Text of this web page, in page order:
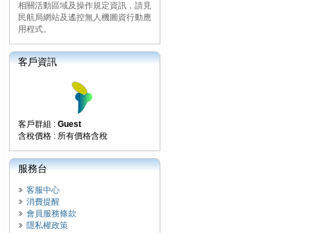
相關活動區域及操作規定資訊，請見
民航局網站及遙控無人機圖資行動應
用程式。
客戶資訊
客戶群組 : Guest
含稅價格 : 所有價格含稅
服務台
客服中心
消費提醒
會員服務條款
隱私權政策